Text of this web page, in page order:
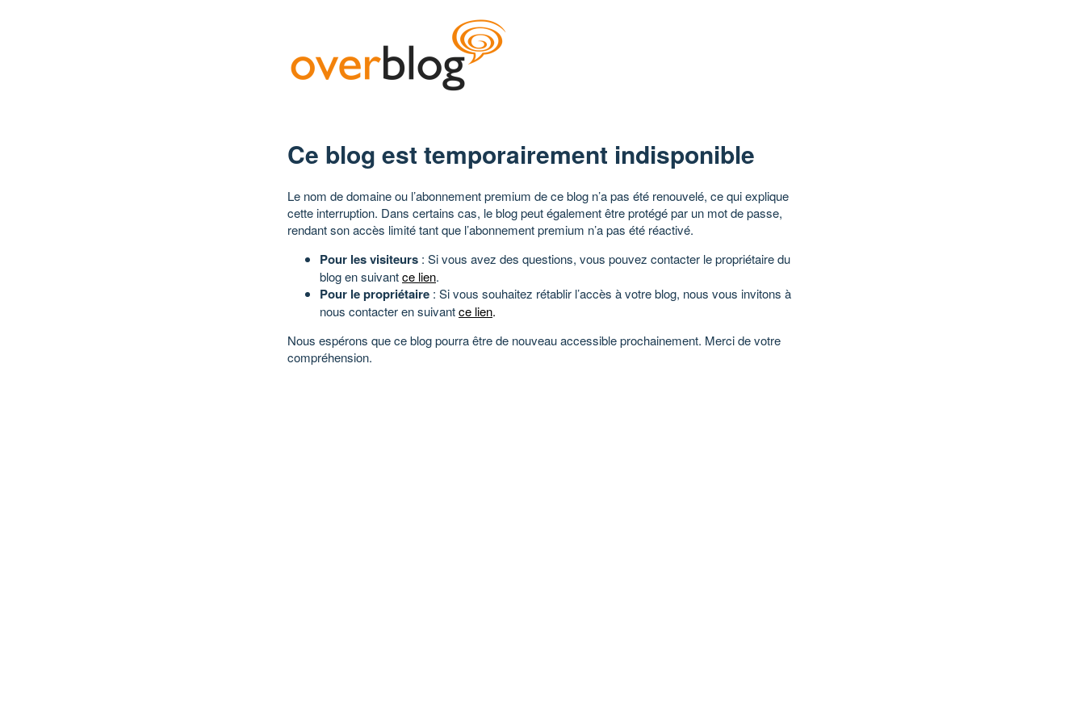
Ce blog est temporairement indisponible
Le nom de domaine ou l’abonnement premium de ce blog n’a pas été renouvelé, ce qui explique
cette interruption. Dans certains cas, le blog peut également être protégé par un mot de passe,
rendant son accès limité tant que l’abonnement premium n’a pas été réactivé.
Pour les visiteurs : Si vous avez des questions, vous pouvez contacter le propriétaire du
blog en suivantce lien.
Pour le propriétaire : Si vous souhaitez rétablir l’accès à votre blog, nous vous invitons à
nous contacter en suivantce lien.
Nous espérons que ce blog pourra être de nouveau accessible prochainement. Merci de votre
compréhension.